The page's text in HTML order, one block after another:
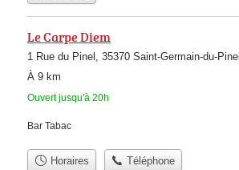
Le Carpe Diem
1 Rue du Pinel, 35370 Saint-Germain-du-Pinel
À 9 km
Ouvert jusqu'à 20h
Bar Tabac
Horaires Téléphone